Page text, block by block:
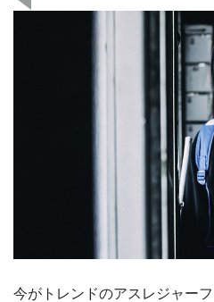
今がトレンドのアスレジャー